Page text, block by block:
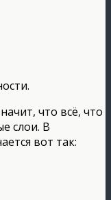
что всё, что
слои. В
вот так: